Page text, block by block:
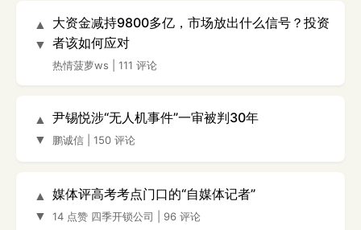
▲
▼
大资金减持9800多亿，市场放出什么信号？投资
者该如何应对
热情菠萝ws 111 评论
▲
▼
尹锡悦涉“无人机事件”一审被判30年
鹏诚信 150 评论
▲
▼
媒体评高考考点门口的“自媒体记者”
14 点赞 四季开锁公司 96 评论